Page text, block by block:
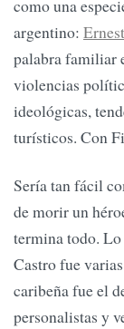
como una
argentino:
palabra familiar
violencias
ideológicas,
turísticos. Con
Sería tan fácil
de morir un
termina todo.
Castro fue
caribeña fue el
personalistas y